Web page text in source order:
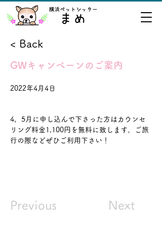
< Back
GWキャンペーンのご案内
2022年4月4日
4，5月に申し込んで下さった方はカウンセ
リング料金1,100円を無料に致します。ご旅
行の際などぜひご利用下さい！
Previous Next